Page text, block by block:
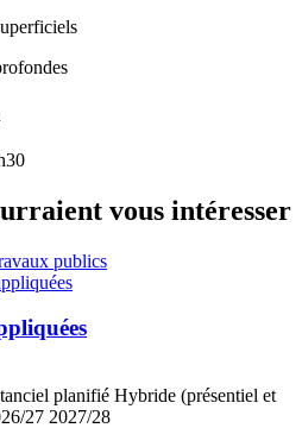
vous intéresser
publics
planifié Hybride (présentiel et
27 2027/28